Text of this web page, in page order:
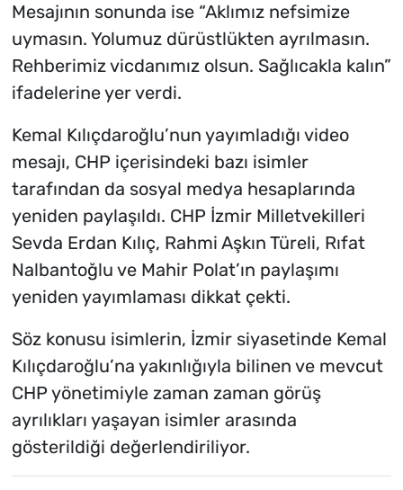
Mesajının sonunda ise “Aklımız nefsimize
uymasın. Yolumuz dürüstlükten ayrılmasın.
Rehberimiz vicdanımız olsun. Sağlıcakla kalın”
ifadelerine yer verdi.
Kemal Kılıçdaroğlu’nun yayımladığı video
mesajı, CHP içerisindeki bazı isimler
tarafından da sosyal medya hesaplarında
yeniden paylaşıldı. CHP İzmir Milletvekilleri
Sevda Erdan Kılıç, Rahmi Aşkın Türeli, Rıfat
Nalbantoğlu ve Mahir Polat’ın paylaşımı
yeniden yayımlaması dikkat çekti.
Söz konusu isimlerin, İzmir siyasetinde Kemal
Kılıçdaroğlu’na yakınlığıyla bilinen ve mevcut
CHP yönetimiyle zaman zaman görüş
ayrılıkları yaşayan isimler arasında
gösterildiği değerlendiriliyor.